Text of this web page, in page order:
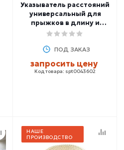
Указыватель расстояний
универсальный для
прыжков в длину и
тройного прыжка
ПОД ЗАКАЗ
запросить цену
Код товара: spt0043602
НАШЕ
ПРОИЗВОДСТВО